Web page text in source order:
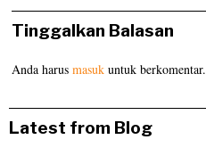
Tinggalkan Balasan
Anda harusmasuk untuk berkomentar.
Latest from Blog